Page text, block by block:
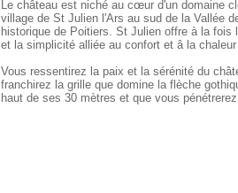
Le château est niché au cœur d'un domaine
village de St Julien l'Ars au sud de la Vallée
historique de Poitiers. St Julien offre à la fois
et la simplicité alliée au confort et â la
Vous ressentirez la paix et la sérénité du
franchirez la grille que domine la flèche
haut de ses 30 mètres et que vous